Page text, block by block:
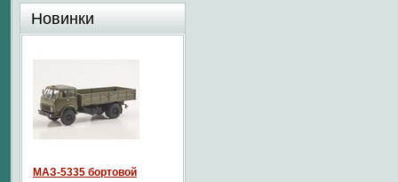
Новинки
МАЗ-5335 бортовой